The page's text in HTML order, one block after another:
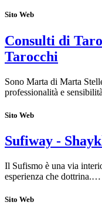
Sito Web
Consulti di
Tarocchi
Sono Marta di Marta
professionalità e
Sito Web
Sufiway -
Il Sufismo è una via
esperienza che dottrina.…
Sito Web